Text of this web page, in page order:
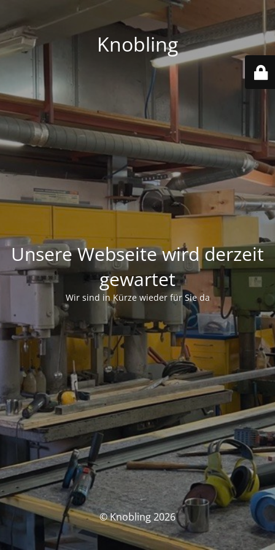
Knobling
Unsere Webseite wird derzeit
gewartet
Wir sind in Kürze wieder für Sie da
© Knobling 2026